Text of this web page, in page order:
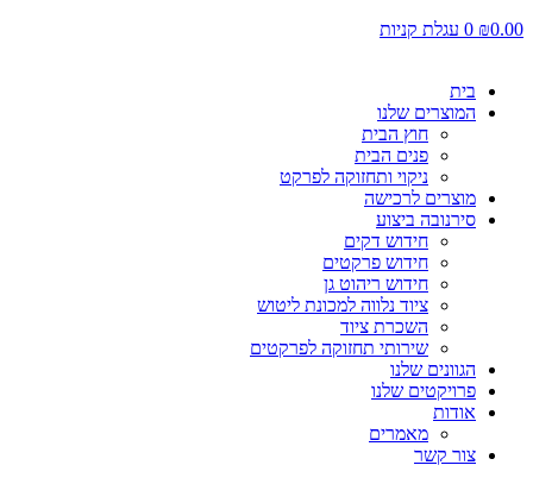
₪0.00
0 עגלת קניות
בית
המוצרים שלנו
חוץ הבית
פנים הבית
ניקוי ותחזוקה לפרקט
מוצרים לרכישה
סירנובה ביצוע
חידוש דקים
חידוש פרקטים
חידוש ריהוט גן
ציוד נלווה למכונת ליטוש
השכרת ציוד
שירותי תחזוקה לפרקטים
הגוונים שלנו
פרויקטים שלנו
אודות
מאמרים
צור קשר